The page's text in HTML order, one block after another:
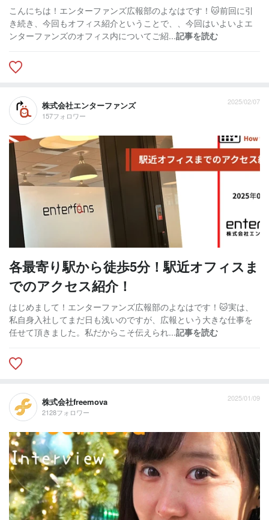
こんにちは！エンターファンズ広報部のよなはです！🐱前回に引
き続き、今回もオフィス紹介ということで、、今回はいよいよエ
ンターファンズのオフィス内についてご紹...記事を読む
株式会社エンターファンズ
157フォロワー
2025/02/07
各最寄り駅から徒歩5分！駅近オフィスま
でのアクセス紹介！
はじめまして！エンターファンズ広報部のよなはです！🐱実は、
私自身入社してまだ日も浅いのですが、広報という大きな仕事を
任せて頂きました。私だからこそ伝えられ...記事を読む
株式会社freemova
2128フォロワー
2025/01/09